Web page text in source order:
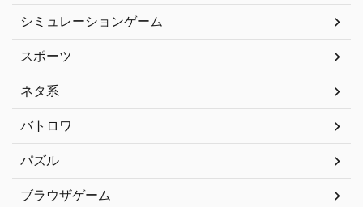
シミュレーションゲーム
スポーツ
ネタ系
バトロワ
パズル
ブラウザゲーム